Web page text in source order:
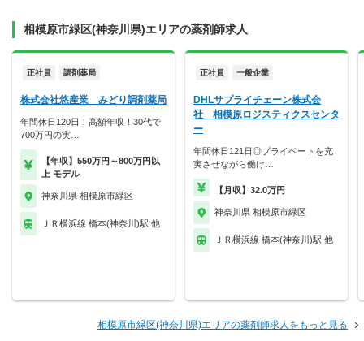
相模原市緑区(神奈川県)エリアの薬剤師求人
正社員 調剤薬局
株式会社悠産業 みどり調剤薬局
年間休日120日！高額年収！30代で
700万円の実…
【年収】550万円～800万円以
上 モデル
神奈川県 相模原市緑区
ＪＲ横浜線 橋本(神奈川)駅 他
正社員 一般企業
DHLサプライチェーン株式会
社 相模原ロジスティクスセンタ
ー
年間休日121日◎プライベートを充
実させながら働け…
【月収】32.0万円
神奈川県 相模原市緑区
ＪＲ横浜線 橋本(神奈川)駅 他
相模原市緑区(神奈川県)エリアの薬剤師求人をもっと見る